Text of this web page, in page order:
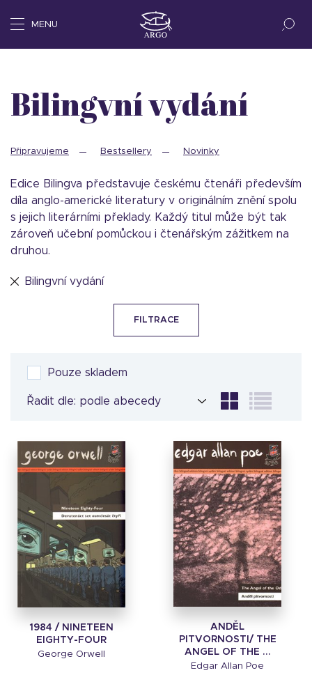
MENU
Bilingvní vydání
Připravujeme Bestsellery Novinky
Edice Bilingva představuje českému čtenáři především
díla anglo-americké literatury v originálním znění spolu
s jejich literárními překlady. Každý titul může být tak
zároveň učební pomůckou i čtenářským zážitkem na
druhou.
Bilingvní vydání
FILTRACE
Pouze skladem
Řadit dle:
1984 / NINETEEN
EIGHTY-FOUR
George Orwell
ANDĚL
PITVORNOSTI/ THE
ANGEL OF THE ...
Edgar Allan Poe